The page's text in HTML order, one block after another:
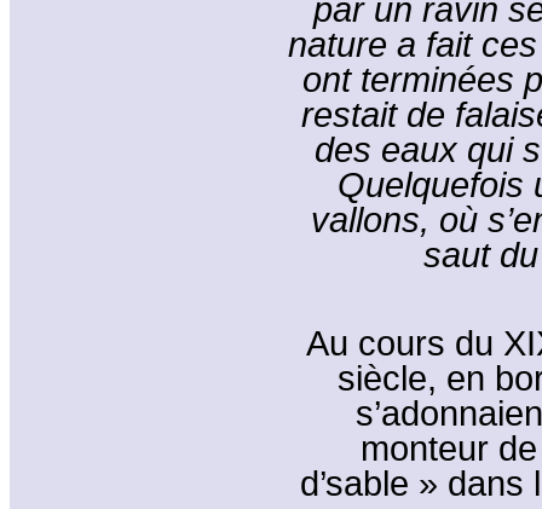
par un ravin
nature a fait
ont terminées
restait de
des eaux qui
Quelquefois
vallons, où
saut
Au cours du
siècle, en
monteur
d’sable » dans